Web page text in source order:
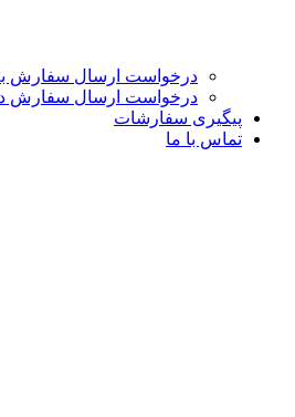
درخواست ارسال سفارش
درخواست ارسال سفارش
پیگیری سفارشات
تماس با ما